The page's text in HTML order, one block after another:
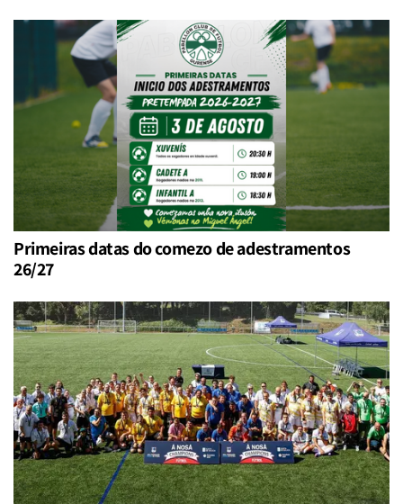
Primeiras datas do comezo de adestramentos
26/27